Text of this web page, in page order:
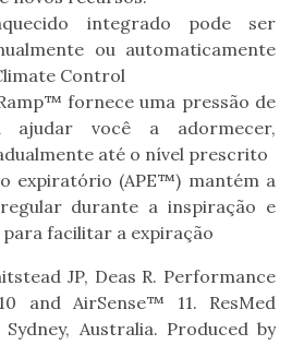
integrado pode ser
ou automaticamente
Control
fornece uma pressão de
ajudar você a adormecer,
até o nível prescrito
expiratório (APE™) mantém a
durante ainspiração e
facilitar a expiração
JP, Deas R. Performance
and AirSense™ 11. ResMed
Australia. Produced by